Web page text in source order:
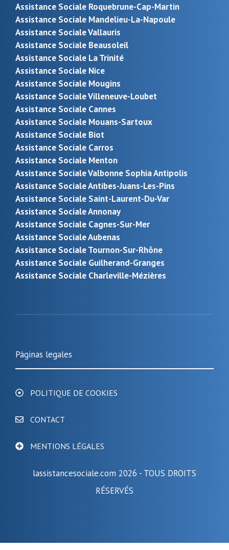
Assistance Sociale Roquebrune-Cap-Martin
Assistance Sociale Mandelieu-La-Napoule
Assistance Sociale Vallauris
Assistance Sociale Beausoleil
Assistance Sociale La Trinité
Assistance Sociale Nice
Assistance Sociale Mougins
Assistance Sociale Villeneuve-Loubet
Assistance Sociale Cannes
Assistance Sociale Mouans-Sartoux
Assistance Sociale Biot
Assistance Sociale Carros
Assistance Sociale Menton
Assistance Sociale Valbonne Sophia Antipolis
Assistance Sociale Antibes-Juans-Les-Pins
Assistance Sociale Saint-Laurent-Du-Var
Assistance Sociale Annonay
Assistance Sociale Cagnes-Sur-Mer
Assistance Sociale Aubenas
Assistance Sociale Tournon-Sur-Rhône
Assistance Sociale Guilherand-Granges
Assistance Sociale Charleville-Mézières
Páginas legales
POLITIQUE DE COOKIES
CONTACT
MENTIONS LÉGALES
lassistancesociale.com 2026 - TOUS DROITS
RÉSERVÉS